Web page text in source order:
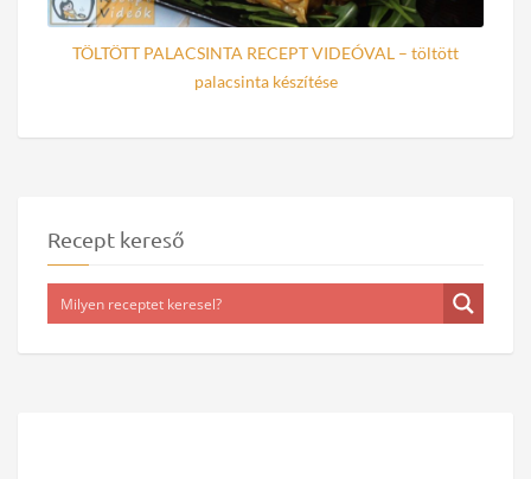
TÖLTÖTT PALACSINTA RECEPT VIDEÓVAL – töltött
palacsinta készítése
Recept kereső